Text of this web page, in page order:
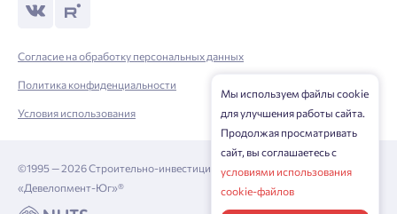
Согласие на обработку персональных данных
Политика конфиденциальности
Условия использования
©1995 — 2026 Строительно-инвестиционная корпорация
«Девелопмент-Юг»®
Мы используем файлы cookie
для улучшения работы сайта.
Продолжая просматривать
сайт, вы соглашаетесь с
условиями использования
cookie-файлов